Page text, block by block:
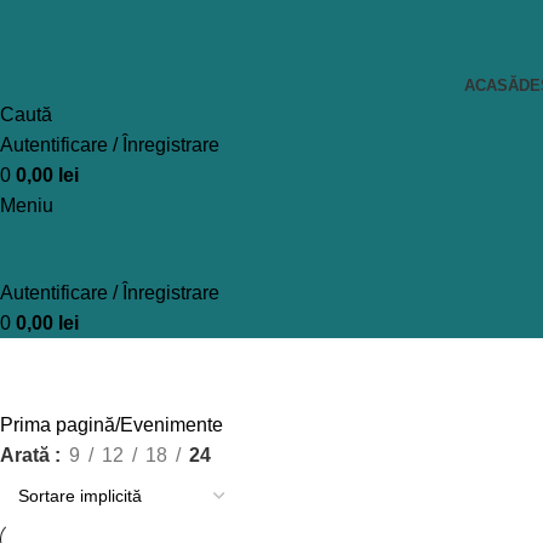
ACASĂ
Caută
Autentificare / Înregistrare
0 0,00 lei
Meniu
Autentificare / Înregistrare
0 0,00 lei
Prima pagină Evenimente
Arată
9 12 18 24